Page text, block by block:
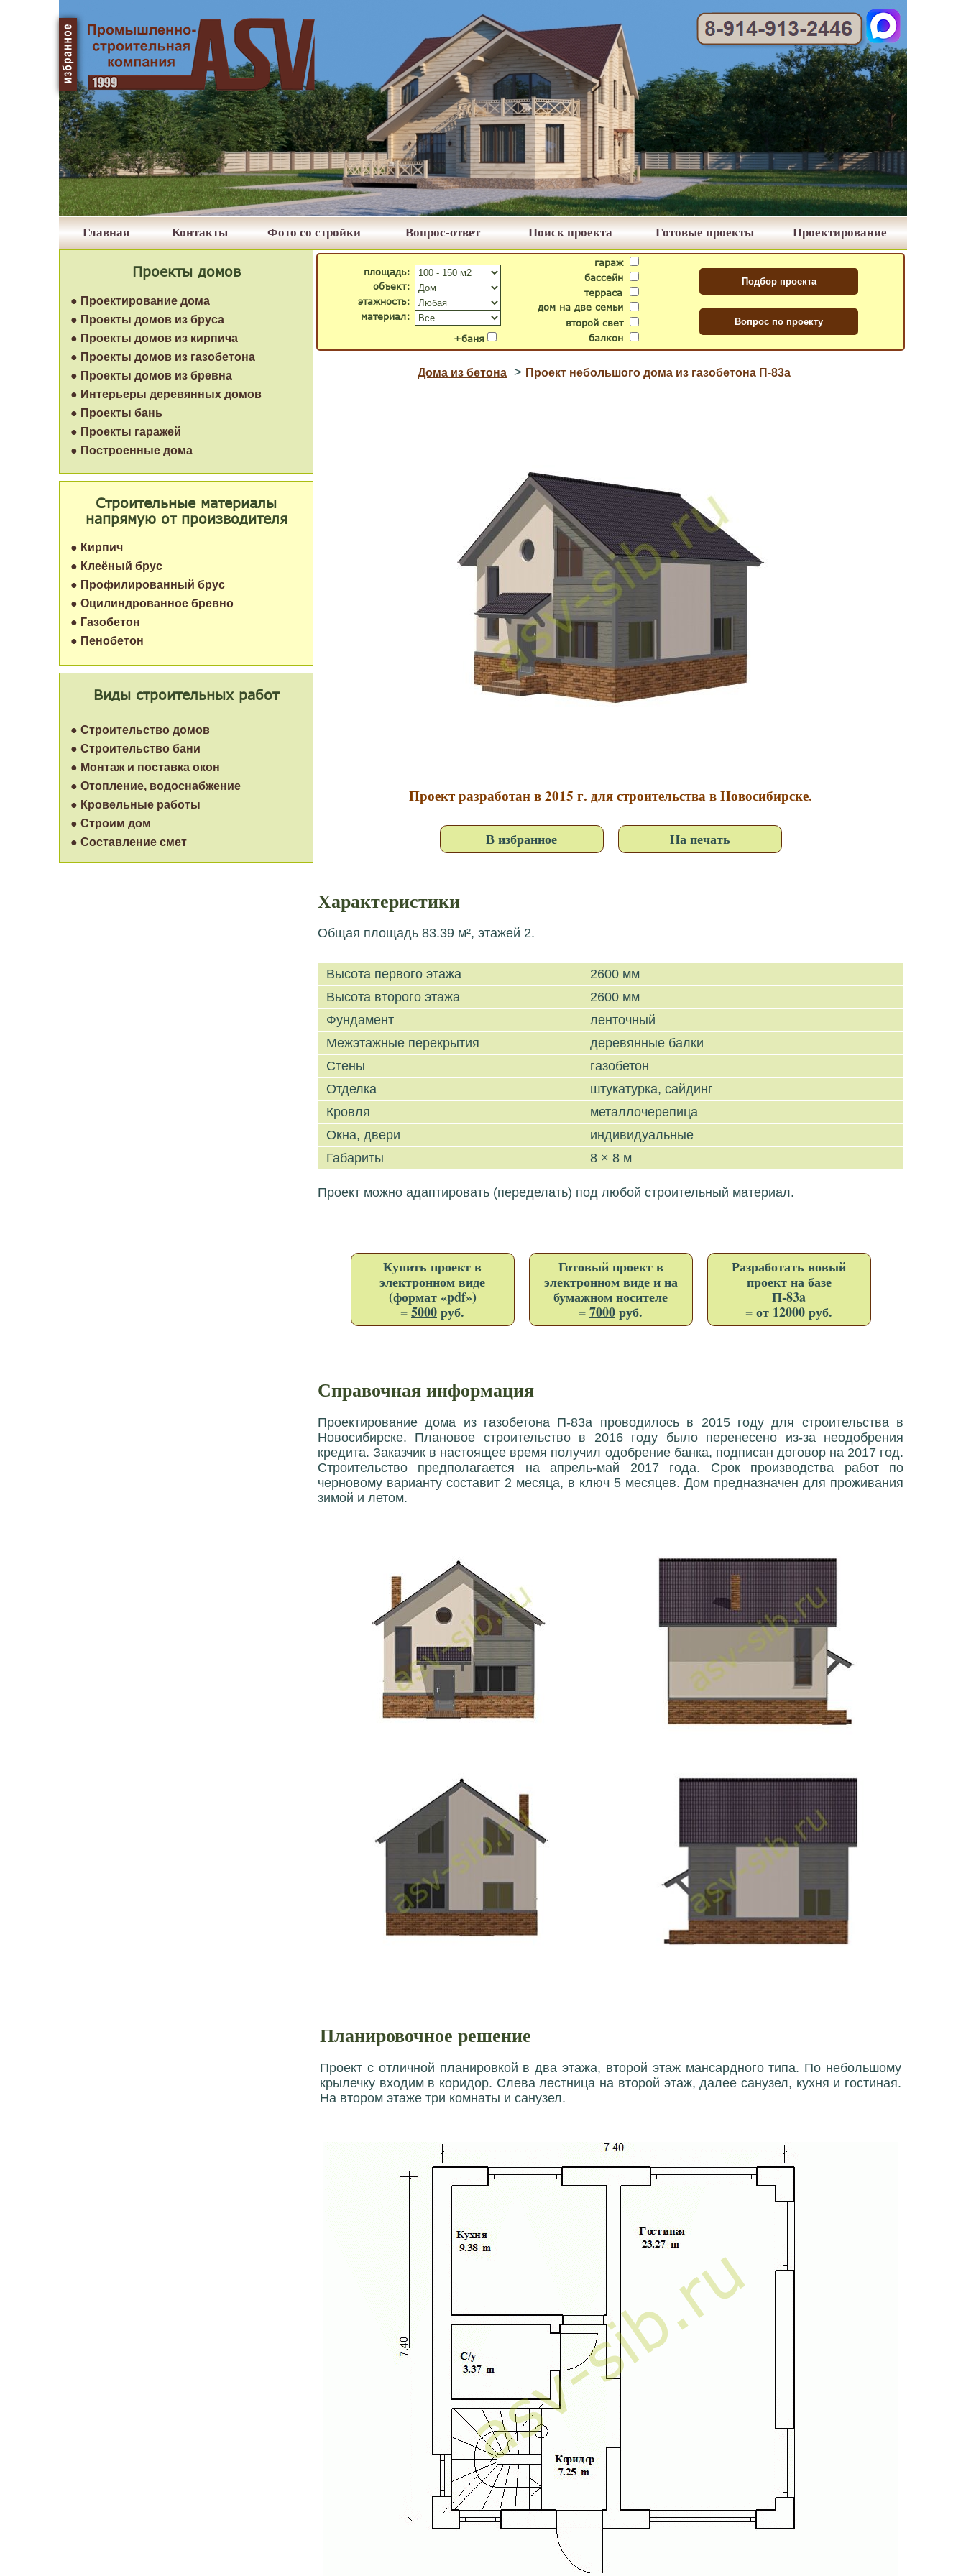
Проектирование
Главная Фото со стройки
Контакты Вопрос-ответ Поиск проекта Готовые проекты
Проекты домов
Виды строительных работ
● Строительство домов
● Строительство бани
● Монтаж и поставка окон
● Отопление, водоснабжение
● Кровельные работы
● Строим дом
● Составление смет
Строительные материалы
напрямую от производителя
● Кирпич
● Клеёный брус
● Профилированный брус
● Оцилиндрованное бревно
● Газобетон
● Пенобетон
● Проектирование дома
● Проекты домов из бруса
● Проекты домов из кирпича
● Проекты домов из газобетона
● Проекты домов из бревна
● Интерьеры деревянных домов
● Проекты бань
● Проекты гаражей
● Построенные дома
гараж
бассейн
второй свет
дом на две семьи
терраса
балкон
+баня
объект:
материал:
площадь:
этажность:
Дома из бетона > Проект небольшого дома из газобетона П-83a
Проект разработан в 2015 г. для строительства в Новосибирске.
В избранное На печать
Характеристики
Общая площадь 83.39 м², этажей 2.
Высота первого этажа
2600 мм
Высота второго этажа
2600 мм
Фундамент
ленточный
Межэтажные перекрытия
деревянные балки
Стены
газобетон
Отделка
штукатурка, сайдинг
Кровля
металлочерепица
Окна, двери
индивидуальные
Габариты
8 × 8 м
Проект можно адаптировать (переделать) под любой строительный материал.
Купить проект в
электронном виде
(формат «pdf»)
=5000руб.
Готовый проект в
электронном виде и на
бумажном носителе
=7000руб.
Разработать новый
проект на базе
П-83a
= от 12000 руб.
Справочная информация
Проектирование дома из газобетона П-83a проводилось в 2015 году для строительства в
Новосибирске. Плановое строительство в 2016 году было перенесено из-за неодобрения
кредита. Заказчик в настоящее время получил одобрение банка, подписан договор на 2017 год.
Строительство предполагается на апрель-май 2017 года. Срок производства работ по
черновому варианту составит 2 месяца, в ключ 5 месяцев. Дом предназначен для проживания
зимой и летом.
Планировочное решение
Проект с отличной планировкой в два этажа, второй этаж мансардного типа. По небольшому
крылечку входим в коридор. Слева лестница на второй этаж, далее санузел, кухня и гостиная.
На втором этаже три комнаты и санузел.